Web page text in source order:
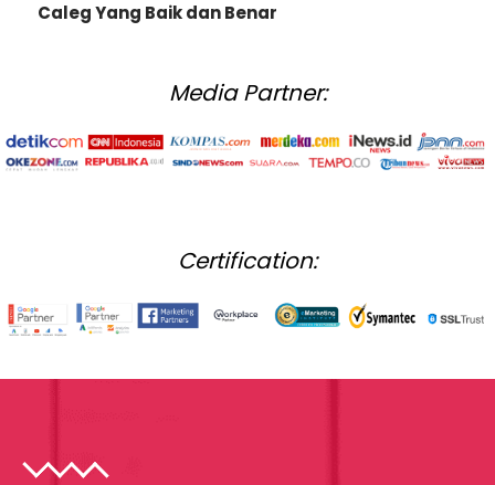
Caleg Yang Baik dan Benar
Media Partner:
Certification: